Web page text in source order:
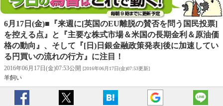
6月17日(金)■『来週に[英国のEU離脱の賛否を問う国民投票]
を控える点』と『主要な株式市場＆米国の長期金利＆原油価
格の動向』、そして『[日)日銀金融政策発表]後に加速してい
る円買いの流れの行方』に注目！
2016年06月17日(金)07:53公開 [2016年06月17日(金)07:53更新]
羊飼い